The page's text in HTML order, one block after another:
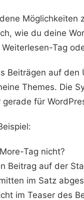
wie du deine
Tag
Beiträgen auf
Themes. Die
für
Tag nicht?
Beitrag auf der
im Satz
im Teaser des